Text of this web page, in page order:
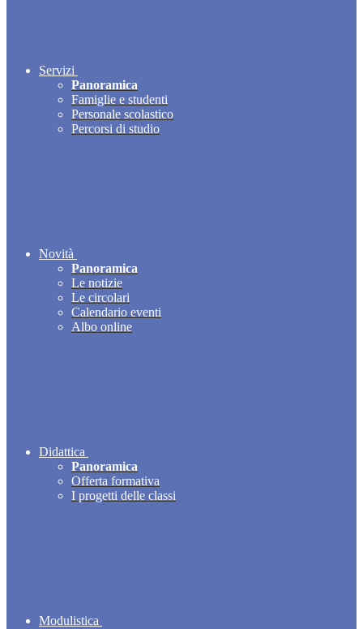
Servizi
Panoramica
Famiglie e studenti
Personale scolastico
Percorsi di studio
Novità
Panoramica
Le notizie
Le circolari
Calendario eventi
Albo online
Didattica
Panoramica
Offerta formativa
I progetti delle classi
Modulistica